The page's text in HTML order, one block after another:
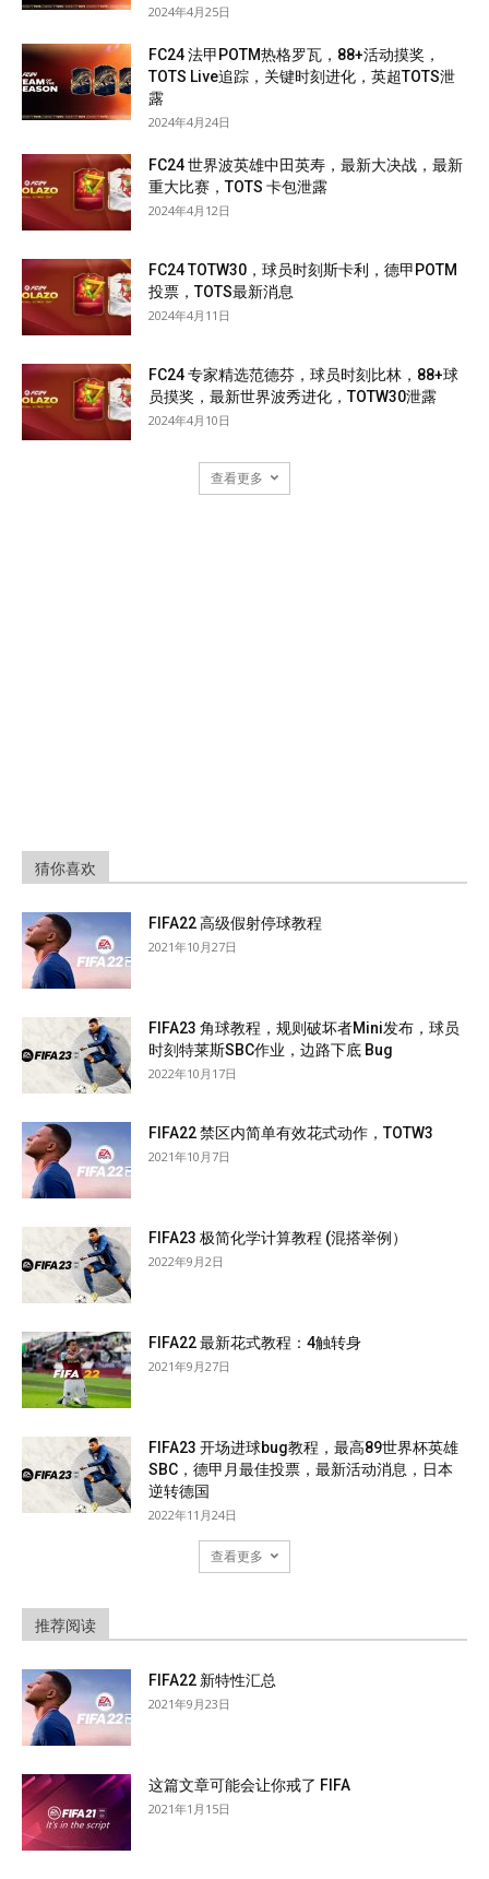
2024年4月25日
FC24 法甲POTM热格罗瓦，88+活动摸奖，
TOTS Live追踪，关键时刻进化，英超TOTS泄
露
2024年4月24日
FC24 世界波英雄中田英寿，最新大决战，最新
重大比赛，TOTS 卡包泄露
2024年4月12日
FC24 TOTW30，球员时刻斯卡利，德甲POTM
投票，TOTS最新消息
2024年4月11日
FC24 专家精选范德芬，球员时刻比林，88+球
员摸奖，最新世界波秀进化，TOTW30泄露
2024年4月10日
查看更多
猜你喜欢
FIFA22 高级假射停球教程
2021年10月27日
FIFA23 角球教程，规则破坏者Mini发布，球员
时刻特莱斯SBC作业，边路下底 Bug
2022年10月17日
FIFA22 禁区内简单有效花式动作，TOTW3
2021年10月7日
FIFA23 极简化学计算教程 (混搭举例）
2022年9月2日
FIFA22 最新花式教程：4触转身
2021年9月27日
FIFA23 开场进球bug教程，最高89世界杯英雄
SBC，德甲月最佳投票，最新活动消息，日本
逆转德国
2022年11月24日
查看更多
推荐阅读
FIFA22 新特性汇总
2021年9月23日
这篇文章可能会让你戒了 FIFA
2021年1月15日